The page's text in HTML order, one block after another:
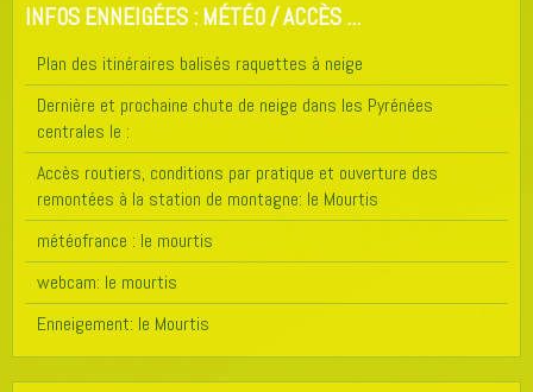
INFOS ENNEIGÉES : MÉTÉO / ACCÈS ...
Plan des itinéraires balisés raquettes à neige
Dernière et prochaine chute de neige dans les Pyrénées
centrales le :
Accès routiers, conditions par pratique et ouverture des
remontées à la station de montagne: le Mourtis
météofrance : le mourtis
webcam: le mourtis
Enneigement: le Mourtis